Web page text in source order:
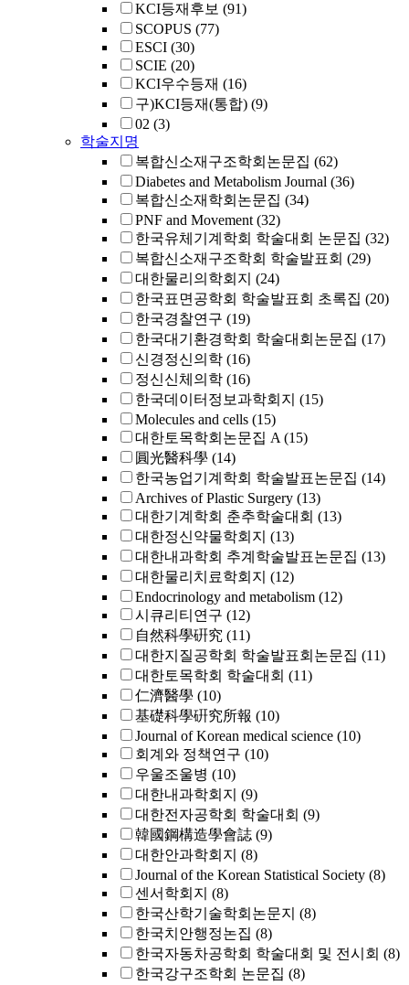
KCI등재후보 (91)
SCOPUS (77)
ESCI (30)
SCIE (20)
KCI우수등재 (16)
구)KCI등재(통합) (9)
02 (3)
학술지명
복합신소재구조학회논문집 (62)
Diabetes and Metabolism Journal (36)
복합신소재학회논문집 (34)
PNF and Movement (32)
한국유체기계학회 학술대회 논문집 (32)
복합신소재구조학회 학술발표회 (29)
대한물리의학회지 (24)
한국표면공학회 학술발표회 초록집 (20)
한국경찰연구 (19)
한국대기환경학회 학술대회논문집 (17)
신경정신의학 (16)
정신신체의학 (16)
한국데이터정보과학회지 (15)
Molecules and cells (15)
대한토목학회논문집 A (15)
圓光醫科學 (14)
한국농업기계학회 학술발표논문집 (14)
Archives of Plastic Surgery (13)
대한기계학회 춘추학술대회 (13)
대한정신약물학회지 (13)
대한내과학회 추계학술발표논문집 (13)
대한물리치료학회지 (12)
Endocrinology and metabolism (12)
시큐리티연구 (12)
自然科學硏究 (11)
대한지질공학회 학술발표회논문집 (11)
대한토목학회 학술대회 (11)
仁濟醫學 (10)
基礎科學硏究所報 (10)
Journal of Korean medical science (10)
회계와 정책연구 (10)
우울조울병 (10)
대한내과학회지 (9)
대한전자공학회 학술대회 (9)
韓國鋼構造學會誌 (9)
대한안과학회지 (8)
Journal of the Korean Statistical Society (8)
센서학회지 (8)
한국산학기술학회논문지 (8)
한국치안행정논집 (8)
한국자동차공학회 학술대회 및 전시회 (8)
한국강구조학회 논문집 (8)